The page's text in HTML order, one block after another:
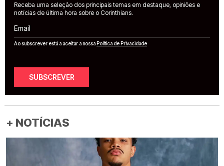
Receba uma seleção dos principais temas em destaque, opiniões e
notícias de última hora sobre o Corinthians.
Email
Ao subscrever está a aceitar a nossaPolítica de Privacidade
SUBSCREVER
+ NOTÍCIAS